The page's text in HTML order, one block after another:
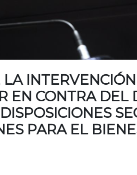
EN CONTRA
PARA EL